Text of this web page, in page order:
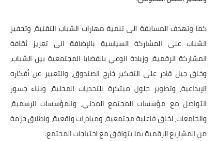
كما وتهدف المسابقة الى تنمية مهارات الشباب التقنية، وتحفيز
الشباب على المشاركة السياسية بالإضافة الى تعزيز ثقافة
المشاركة الرقمية، وزيادة الوعي بالقضايا المجتمعية بين الشباب،
وخلق جيل قادر على التفكير خارج الصندوق، والتعبير عن أفكاره
الإبداعية، وتطوير حلول مبتكرة للتحديات المحلية، وبناء جسور
التواصل مع مؤسسات المجتمع المدني، والمؤسسات الرسمية،
والجامعات، لخلق فاعلية مجتمعية، ومبادرات واقعية، واطلاق حزمة
من المشاريع الرقمية بما يتوافق مع احتياجات المجتمع.